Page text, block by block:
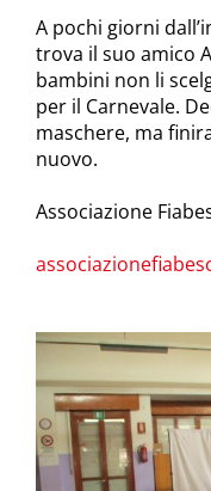
A pochi giorni
trova il suo amico
bambini non li
per il Carnevale.
maschere, ma
nuovo.
Associazione